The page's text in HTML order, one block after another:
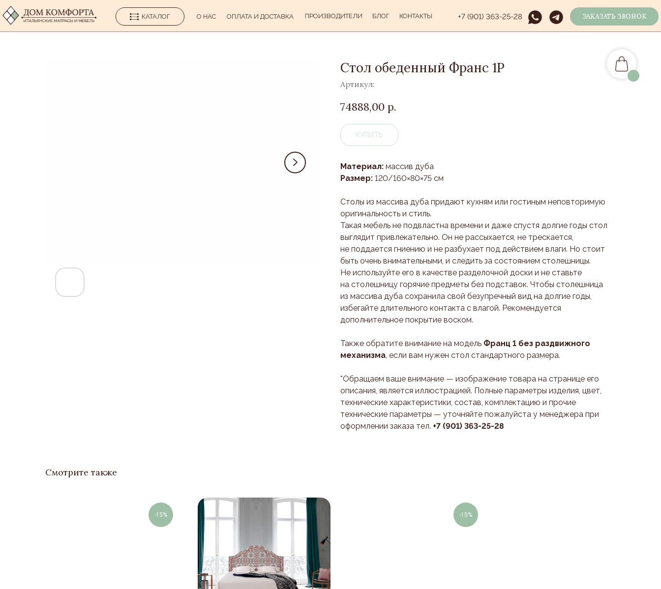
КАТАЛОГ О НАС ОПЛАТА И ДОСТАВКА ПРОИЗВОДИТЕЛИ ЗАКАЗАТЬ ЗВОНОК
+7 (901) 363-25-28
КОНТАКТЫ
БЛОГ
Стол обеденный Франс 1Р
Артикул:
74888,00 р.
КУПИТЬ
Материал: массив дуба
Размер: 120/160×80×75 см
Столы из массива дуба придают кухням или гостиным неповторимую
оригинальность и стиль.
Такая мебель не подвластна времени и даже спустя долгие годы стол
выглядит привлекательно. Он не рассыхается, не трескается,
не поддается гниению и не разбухает под действием влаги. Но стоит
быть очень внимательными, и следить за состоянием столешницы.
Не используйте его в качестве разделочной доски и не ставьте
на столешницу горячие предметы без подставок. Чтобы столешница
из массива дуба сохранила свой безупречный вид на долгие годы,
избегайте длительного контакта с влагой. Рекомендуется
дополнительное покрытие воском.
Также обратите внимание на модель Франц 1 без раздвижного
механизма, если вам нужен стол стандартного размера.
*Обращаем ваше внимание — изображение товара на странице его
описания, является иллюстрацией. Полные параметры изделия, цвет,
технические характеристики, состав, комплектацию и прочие
технические параметры — уточняйте пожалуйста у менеджера при
оформлении заказа тел. +7 (901) 363-25-28
Смотрите также
-15% -15%